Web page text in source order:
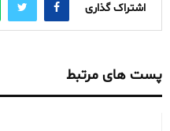
اشتراک گذاری
پست های مرتبط